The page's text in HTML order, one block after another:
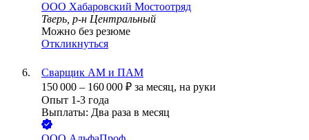
ООО Хабаровский Мостоотряд
Тверь, р-н Центральный
Можно без резюме
Откликнуться
Сварщик АМ и ПАМ
150 000 – 160 000 ₽ за месяц, на руки
Опыт 1-3 года
Выплаты: Два раза в месяц